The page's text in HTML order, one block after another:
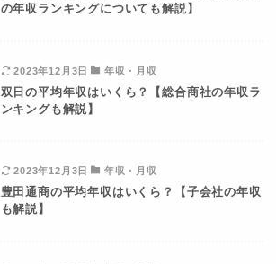
の年収ランキングについても解説】
2023年12月3日 年収・月収
双日の平均年収はいくら？【総合商社の年収ラ
ンキングも解説】
2023年12月3日 年収・月収
豊田通商の平均年収はいくら？【子会社の年収
も解説】